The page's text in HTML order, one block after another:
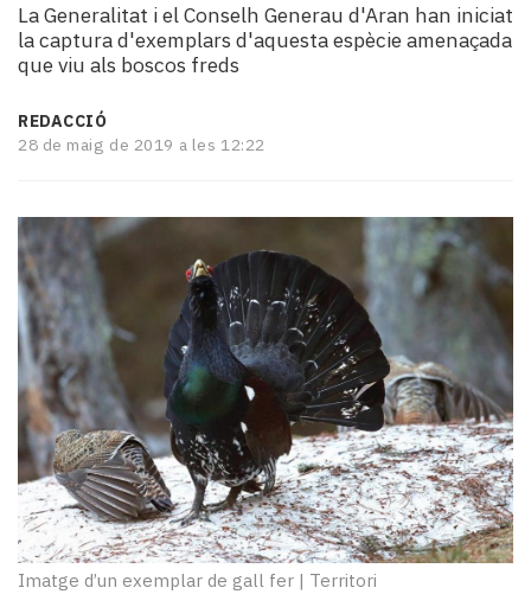
turisme
Cultura
Mai
tant!
mitjans
El
temps
Reportatges
Entrevistes
Enquestes
A
escena!
Dis
la
teva!
Subscriptors
La
newsletter
La Generalitat i el Conselh Generau d'Aran han iniciat
la captura d'exemplars d'aquesta espècie amenaçada
que viu als boscos freds
REDACCIÓ
28 de maig de 2019 a les 12:22
Imatge d’un exemplar de gall fer | Territori